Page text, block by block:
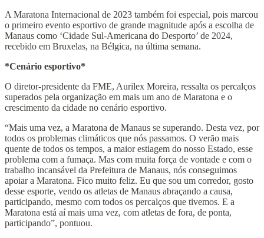
A Maratona Internacional de 2023 também foi especial, pois marcou
o primeiro evento esportivo de grande magnitude após a escolha de
Manaus como ‘Cidade Sul-Americana do Desporto’ de 2024,
recebido em Bruxelas, na Bélgica, na última semana.
*Cenário esportivo*
O diretor-presidente da FME, Aurilex Moreira, ressalta os percalços
superados pela organização em mais um ano de Maratona e o
crescimento da cidade no cenário esportivo.
“Mais uma vez, a Maratona de Manaus se superando. Desta vez, por
todos os problemas climáticos que nós passamos. O verão mais
quente de todos os tempos, a maior estiagem do nosso Estado, esse
problema com a fumaça. Mas com muita força de vontade e com o
trabalho incansável da Prefeitura de Manaus, nós conseguimos
apoiar a Maratona. Fico muito feliz. Eu que sou um corredor, gosto
desse esporte, vendo os atletas de Manaus abraçando a causa,
participando, mesmo com todos os percalços que tivemos. E a
Maratona está aí mais uma vez, com atletas de fora, de ponta,
participando”, pontuou.